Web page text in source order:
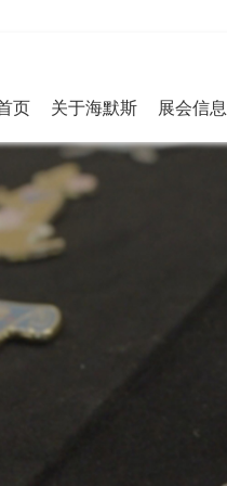
页 关于海默斯 展会信息